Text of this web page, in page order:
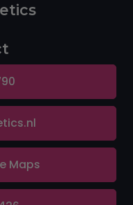
Maps